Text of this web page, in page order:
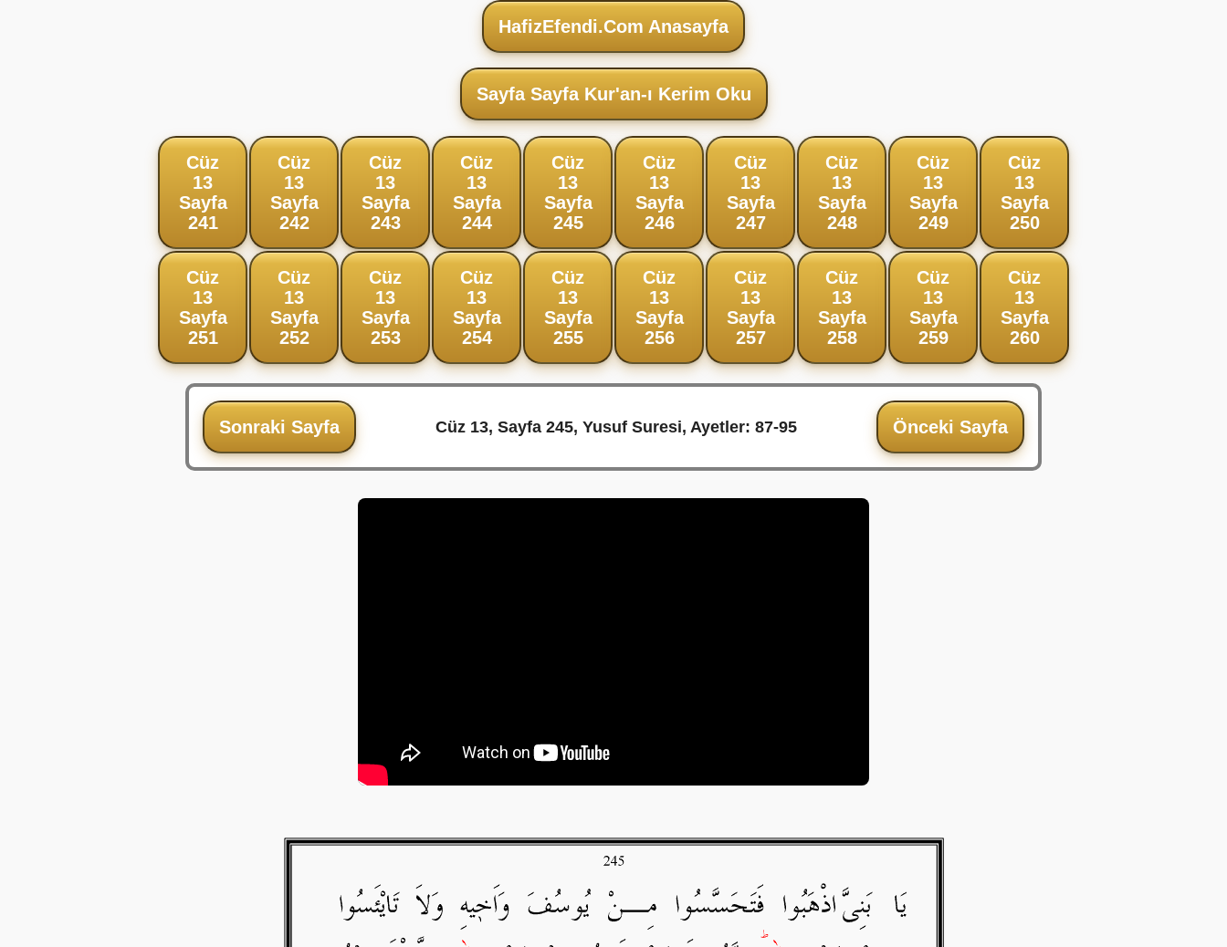
HafizEfendi.Com Anasayfa
Sayfa Sayfa Kur'an-ı Kerim Oku
Cüz
13
Sayfa
241
Cüz
13
Sayfa
242
Cüz
13
Sayfa
243
Cüz
13
Sayfa
244
Cüz
13
Sayfa
245
Cüz
13
Sayfa
246
Cüz
13
Sayfa
247
Cüz
13
Sayfa
248
Cüz
13
Sayfa
249
Cüz
13
Sayfa
250
Cüz
13
Sayfa
251
Cüz
13
Sayfa
252
Cüz
13
Sayfa
253
Cüz
13
Sayfa
254
Cüz
13
Sayfa
255
Cüz
13
Sayfa
256
Cüz
13
Sayfa
257
Cüz
13
Sayfa
258
Cüz
13
Sayfa
259
Cüz
13
Sayfa
260
Sonraki Sayfa Cüz 13, Sayfa 245, Yusuf Suresi, Ayetler: 87-95 Önceki Sayfa